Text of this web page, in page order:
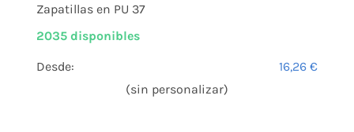
Zapatillas en PU 37
2035 disponibles
Desde: 16,26€
(sin personalizar)